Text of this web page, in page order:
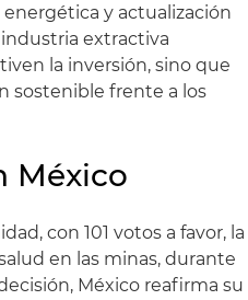
y actualización
extractiva
la inversión, sino que
sostenible frente a los
México
con 101 votos a favor, la
en las minas, durante
México reafirma su